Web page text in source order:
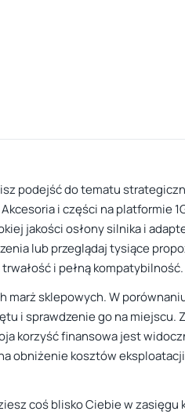
podejść do tematu
i części na platformie
jakości osłony silnika i
lub przeglądaj tysiące
i pełną kompatybilność.
marż sklepowych. W
i sprawdzenie go na miejscu.
korzyść finansowa jest
obniżenie kosztów
coś blisko Ciebie w zasięgu